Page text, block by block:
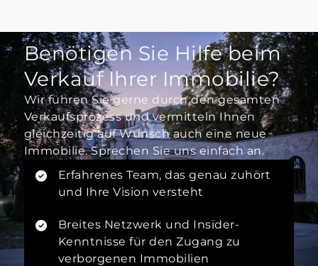
Benötigen Sie Hilfe beim
Verkauf Ihrer Immobilie?
Wir führen Sie gerne durch den gesamten
Verkaufsprozess und vermitteln Ihnen
gleichzeitig auf Wunsch auch eine neue
Immobilie. Sprechen Sie uns einfach an.
Erfahrenes Team, das genau zuhört
und Ihre Vision versteht
Breites Netzwerk und Insider-
Kenntnisse für den Zugang zu
verborgenen Immobilien